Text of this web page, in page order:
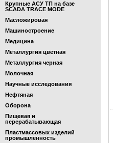
Крупные АСУ ТП на базе
SCADA TRACE MODE
Масложировая
Машиностроение
Медицина
Металлургия цветная
Металлургия черная
Молочная
Научные исследования
Нефтяная
Оборона
Пищевая и
перерабатывающая
Пластмассовых изделий
промышленность